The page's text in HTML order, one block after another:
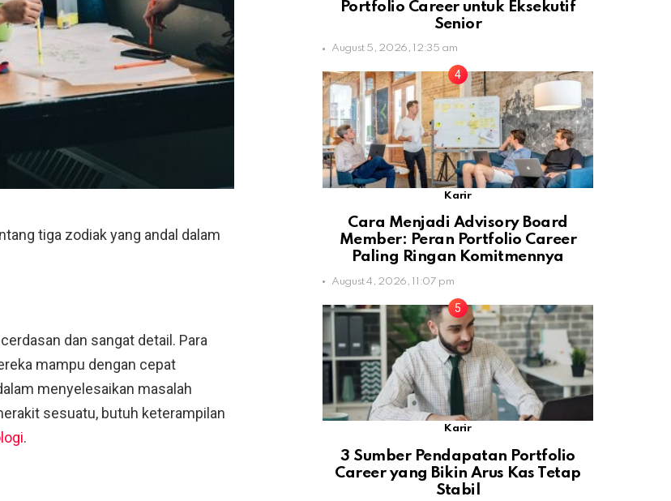
tiga zodiak yang andal dalam
dan sangat detail. Para
mampu dengan cepat
menyelesaikan masalah
sesuatu, butuh keterampilan
.
Portfolio Career untuk Eksekutif
Senior
August 5, 2026, 12:35 am
Karir
Cara Menjadi Advisory Board
Member: Peran Portfolio Career
Paling Ringan Komitmennya
August 4, 2026, 11:07 pm
Karir
3 Sumber Pendapatan Portfolio
Career yang Bikin Arus Kas Tetap
Stabil